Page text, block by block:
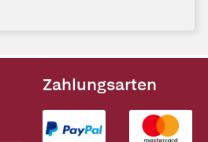
Zahlungsarten